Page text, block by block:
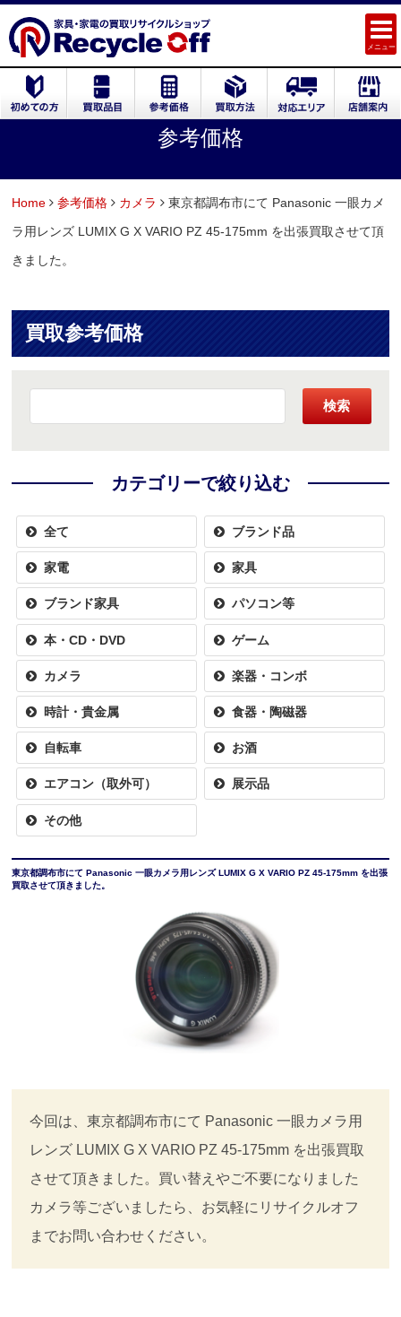
メニュー
参考価格
Home 参考価格 カメラ
東京都調布市にて Panasonic 一眼カメ
ラ用レンズ LUMIX G X VARIO PZ 45-175mm を出張買取させて頂
きました。
買取参考価格
検索
カテゴリーで絞り込む
全て ブランド品
家電 家具
ブランド家具 パソコン等
本・CD・DVD ゲーム
カメラ 楽器・コンボ
時計・貴金属 食器・陶磁器
自転車 お酒
エアコン（取外可） 展示品
その他
東京都調布市にて Panasonic 一眼カメラ用レンズ LUMIX G X VARIO PZ 45-175mm を出張
買取させて頂きました。
今回は、東京都調布市にて Panasonic 一眼カメラ用
レンズ LUMIX G X VARIO PZ 45-175mm を出張買取
させて頂きました。買い替えやご不要になりました
カメラ等ございましたら、お気軽にリサイクルオフ
までお問い合わせください。